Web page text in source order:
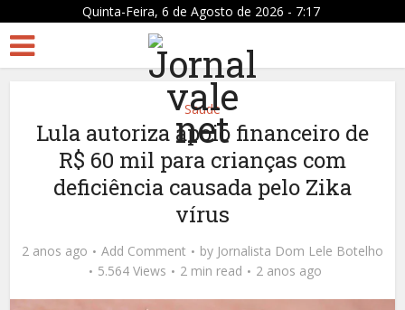
Quinta-Feira, 6 de Agosto de 2026 - 7:17
Saúde
Lula autoriza apoio financeiro de
R$ 60 mil para crianças com
deficiência causada pelo Zika
vírus
2 anos ago Add Comment by Jornalista Dom Lele Botelho
5.564 Views
2 min read 2 anos ago